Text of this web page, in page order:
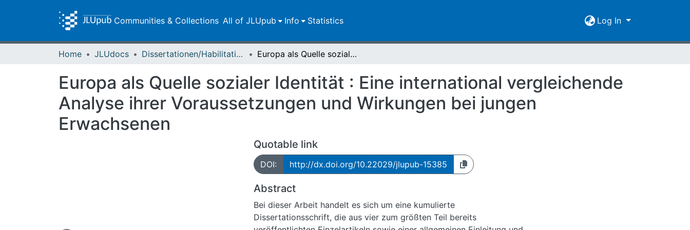
Communities & Collections All of JLUpub Info Statistics Log In
Home JLUdocs Dissertationen/Habilitationen Europa als Quelle sozialer Identität : Eine international vergleichende Analyse ihrer Voraussetzungen und Wirkungen bei jungen Erwachsenen
Europa als Quelle sozialer Identität : Eine international vergleichende
Analyse ihrer Voraussetzungen und Wirkungen bei jungen
Erwachsenen
Quotable link
DOI: http://dx.doi.org/10.22029/jlupub-15385
Abstract
Bei dieser Arbeit handelt es sich um eine kumulierte
Dissertationsschrift, die aus vier zum größten Teil bereits